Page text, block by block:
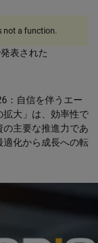
表された
：自信を伴うエー
拡大」は、効率性で
主要な推進力であ
適化から成長への転
not a function.